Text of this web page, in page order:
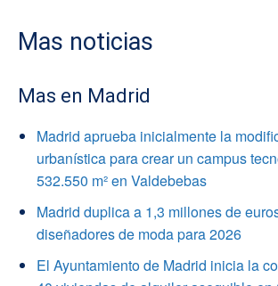
Mas noticias
Mas en Madrid
Madrid aprueba inicialmente la
urbanística para crear un campus
532.550 m² en Valdebebas
Madrid duplica a 1,3 millones de
diseñadores de moda para 2026
El Ayuntamiento de Madrid inicia la